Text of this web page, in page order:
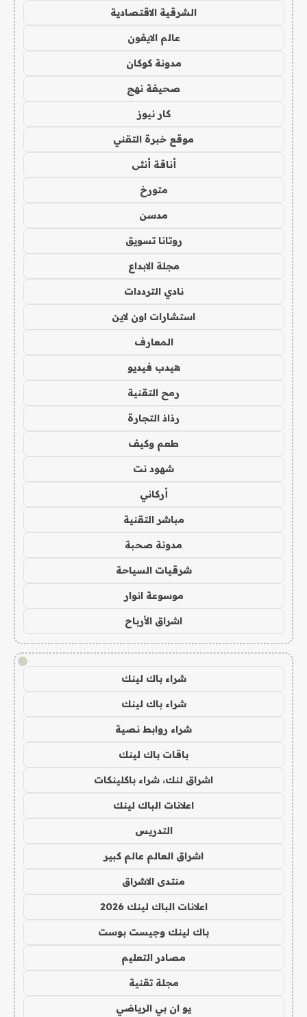
الشرقية الاقتصادية
عالم الايفون
مدونة كوكان
صحيفة نهج
كار نيوز
موقع خبرة التقني
أناقة أنثى
متورخ
مدسن
روتانا تسويق
مجلة الابداع
نادي الترددات
استشارات اون لاين
المعارف
هيدب فيديو
رمح التقنية
رذاذ التجارة
طعم وكيف
شهود نت
أركاني
مباشر التقنية
مدونة صحبة
شرقيات السياحة
موسوعة انوار
اشراق الأرباح
!
شراء باك لينك
شراء باك لينك
شراء روابط نصية
باقات باك لينك
اشراق لنك، شراء باكلينكات
اعلانات الباك لينك
التدريس
اشراق العالم عالم كبير
منتدى الاشراق
اعلانات الباك لينك 2026
باك لينك وجيست بوست
مصادر التعليم
مجلة تقنية
يو ان بي الرياضي